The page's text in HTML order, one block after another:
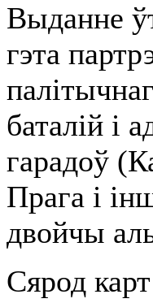
Выданне
гэта
баталій і
гарадоў
Прага і
двойчы
Сярод